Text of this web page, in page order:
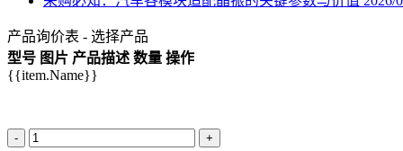
产品询价表 - 选择产品
型号 图片 产品描述 数量 操作
{{item.Name}}
- +